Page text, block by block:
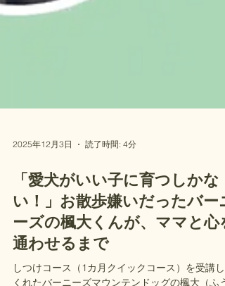
「愛犬がいい子に育つしかな
い！」お散歩嫌いだったバーニ
ーズの楓大くんが、ママと心を
通わせるまで